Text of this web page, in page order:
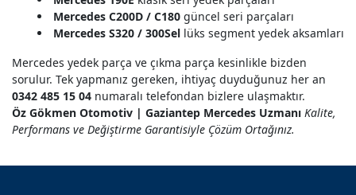
Mercedes C200D / C180 güncel seri parçaları
Mercedes S320 / 300Sel lüks segment yedek aksamları
Mercedes yedek parça ve çıkma parça kesinlikle bizden
sorulur. Tek yapmanız gereken, ihtiyaç duyduğunuz her an
0342 485 15 04 numaralı telefondan bizlere ulaşmaktır.
Öz Gökmen Otomotiv | Gaziantep Mercedes Uzmanı Kalite,
Performans ve Değiştirme Garantisiyle Çözüm Ortağınız.